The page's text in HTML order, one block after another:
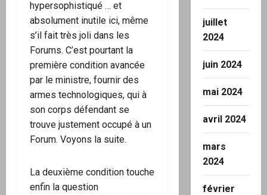
hypersophistiqué … et
absolument inutile ici, même
s’il fait très joli dans les
Forums. C’est pourtant la
première condition avancée
par le ministre, fournir des
armes technologiques, qui à
son corps défendant se
trouve justement occupé à un
Forum. Voyons la suite.
La deuxième condition touche
enfin la question
juillet
2024
juin 2024
mai 2024
avril 2024
mars
2024
février